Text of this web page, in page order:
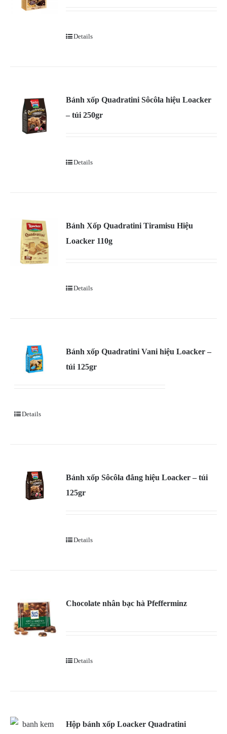
Details
Bánh xốp Quadratini Sôcôla hiệu Loacker
– túi 250gr
Details
Bánh Xốp Quadratini Tiramisu Hiệu
Loacker 110g
Details
Bánh xốp Quadratini Vani hiệu Loacker –
túi 125gr
Details
Bánh xốp Sôcôla đắng hiệu Loacker – túi
125gr
Details
Chocolate nhân bạc hà Pfefferminz
Details
Hộp bánh xốp Loacker Quadratini